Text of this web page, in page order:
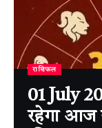
राशिफल
01 July
रहेगा आज